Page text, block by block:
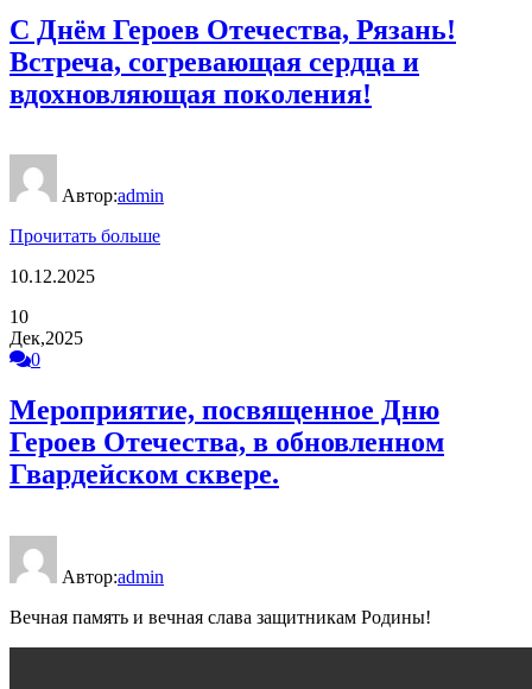
С Днём Героев Отечества, Рязань!
Встреча, согревающая сердца и
вдохновляющая поколения!
Автор:admin
Прочитать больше
10.12.2025
10
Дек,2025
0
Мероприятие, посвященное Дню
Героев Отечества, в обновленном
Гвардейском сквере.
Автор:admin
Вечная память и вечная слава защитникам Родины!